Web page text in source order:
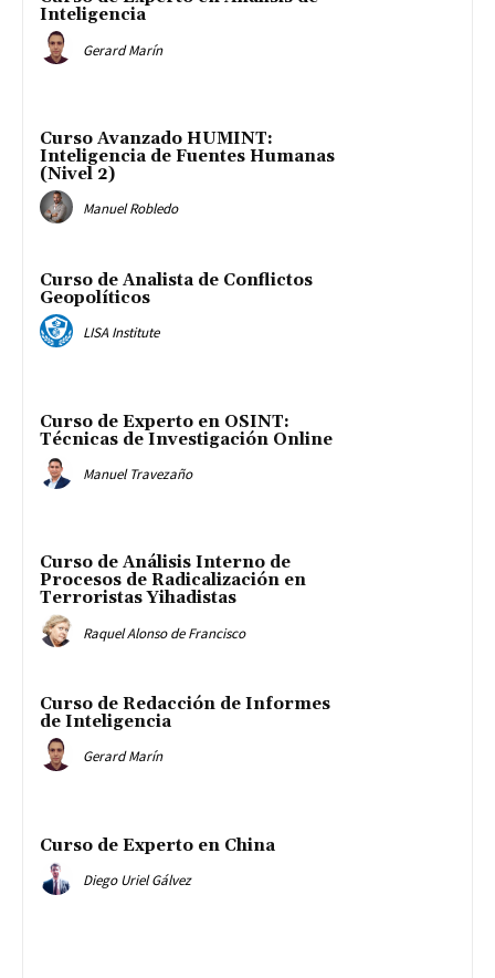
Inteligencia
Gerard Marín
Curso Avanzado HUMINT:
Inteligencia de Fuentes Humanas
(Nivel 2)
Manuel Robledo
Curso de Analista de Conflictos
Geopolíticos
LISA Institute
Curso de Experto en OSINT:
Técnicas de Investigación Online
Manuel Travezaño
Curso de Análisis Interno de
Procesos de Radicalización en
Terroristas Yihadistas
Raquel Alonso de Francisco
Curso de Redacción de Informes
de Inteligencia
Gerard Marín
Curso de Experto en China
Diego Uriel Gálvez